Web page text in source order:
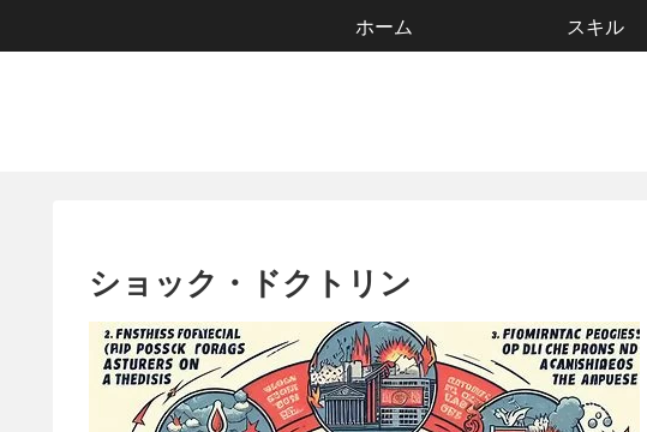
ホーム スキル
ショック・ドクトリン